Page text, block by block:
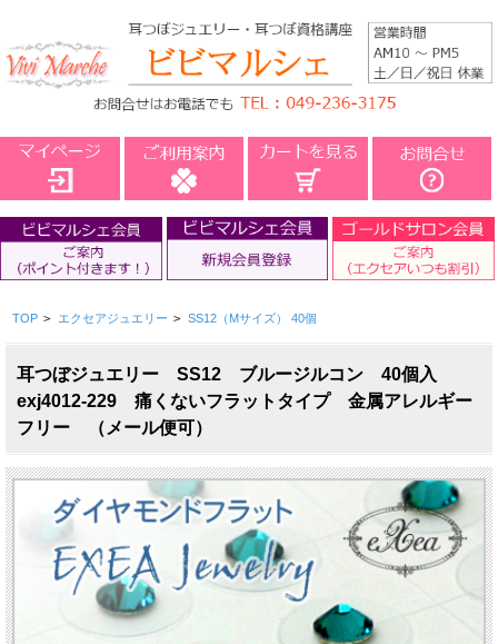
TOP > エクセアジュエリー > SS12（Mサイズ） 40個
耳つぼジュエリー SS12 ブルージルコン 40個入
exj4012-229 痛くないフラットタイプ 金属アレルギー
フリー （メール便可）